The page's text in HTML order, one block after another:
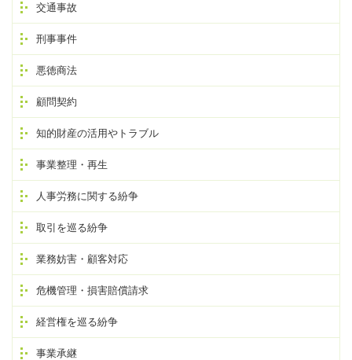
交通事故
刑事事件
悪徳商法
顧問契約
知的財産の活用やトラブル
事業整理・再生
人事労務に関する紛争
取引を巡る紛争
業務妨害・顧客対応
危機管理・損害賠償請求
経営権を巡る紛争
事業承継